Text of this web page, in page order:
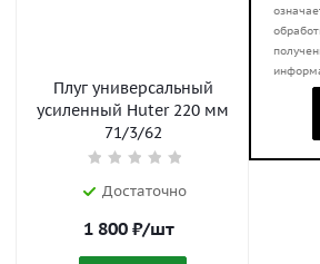
Плуг универсальный
усиленный Huter 220 мм
71/3/62
Достаточно
1 800 ₽/шт